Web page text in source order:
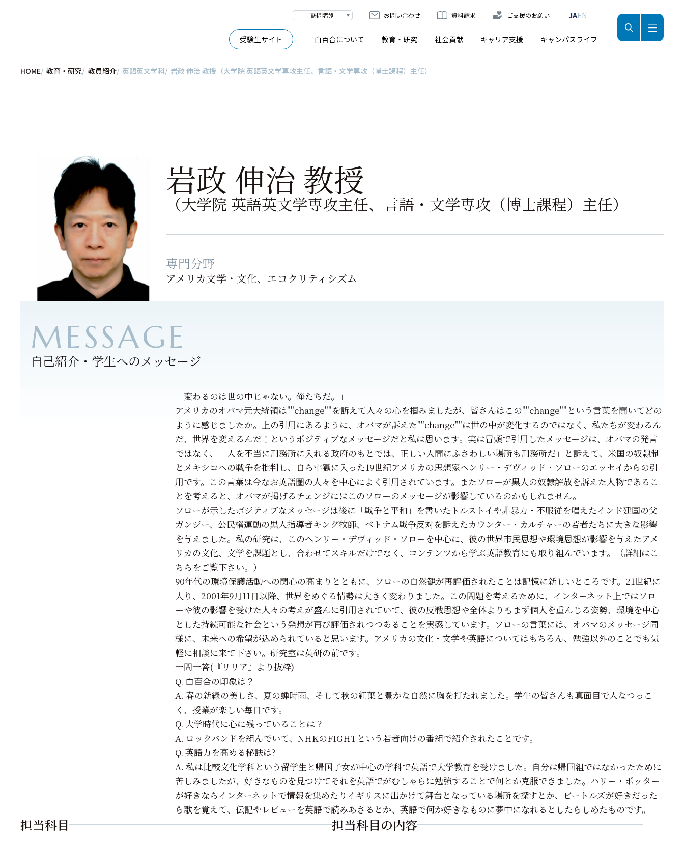
訪問者別 お問い合わせ 資料請求 ご支援のお願い JAEN
受験生サイト 白百合について 教育・研究 社会貢献 キャリア支援 キャンパスライフ
HOME 教育・研究 教員紹介 英語英文学科 岩政 伸治 教授（大学院 英語英文学専攻主任、言語・文学専攻（博士課程）主任）
岩政 伸治 教授
（大学院 英語英文学専攻主任、言語・文学専攻（博士課程）主任）
専門分野
アメリカ文学・文化、エコクリティシズム
自己紹介・学生へのメッセージ
「変わるのは世の中じゃない。俺たちだ。」
アメリカのオバマ元大統領は""change""を訴えて人々の心を掴みましたが、皆さんはこの""change""という言葉を聞いてどの
ように感じましたか。上の引用にあるように、オバマが訴えた""change""は世の中が変化するのではなく、私たちが変わるん
だ、世界を変えるんだ！というポジティブなメッセージだと私は思います。実は冒頭で引用したメッセージは、オバマの発言
ではなく、「人を不当に刑務所に入れる政府のもとでは、正しい人間にふさわしい場所も刑務所だ」と訴えて、米国の奴隷制
とメキシコへの戦争を批判し、自ら牢獄に入った19世紀アメリカの思想家ヘンリー・デヴィッド・ソローのエッセイからの引
用です。この言葉は今なお英語圏の人々を中心によく引用されています。またソローが黒人の奴隷解放を訴えた人物であるこ
とを考えると、オバマが掲げるチェンジにはこのソローのメッセージが影響しているのかもしれません。
ソローが示したポジティブなメッセージは後に「戦争と平和」を書いたトルストイや非暴力・不服従を唱えたインド建国の父
ガンジー、公民権運動の黒人指導者キング牧師、ベトナム戦争反対を訴えたカウンター・カルチャーの若者たちに大きな影響
を与えました。私の研究は、このヘンリー・デヴィッド・ソローを中心に、彼の世界市民思想や環境思想が影響を与えたアメ
リカの文化、文学を課題とし、合わせてスキルだけでなく、コンテンツから学ぶ英語教育にも取り組んでいます。（詳細はこ
ちらをご覧下さい。）
90年代の環境保護活動への関心の高まりとともに、ソローの自然観が再評価されたことは記憶に新しいところです。21世紀に
入り、2001年9月11日以降、世界をめぐる情勢は大きく変わりました。この問題を考えるために、インターネット上ではソロ
ーや彼の影響を受けた人々の考えが盛んに引用されていて、彼の反戦思想や全体よりもまず個人を重んじる姿勢、環境を中心
とした持続可能な社会という発想が再び評価されつつあることを実感しています。ソローの言葉には、オバマのメッセージ同
様に、未来への希望が込められていると思います。アメリカの文化・文学や英語についてはもちろん、勉強以外のことでも気
軽に相談に来て下さい。研究室は英研の前です。
一問一答(『リリア』より抜粋)
Q. 白百合の印象は？
A. 春の新緑の美しさ、夏の蝉時雨、そして秋の紅葉と豊かな自然に胸を打たれました。学生の皆さんも真面目で人なつっこ
く、授業が楽しい毎日です。
Q. 大学時代に心に残っていることは？
A. ロックバンドを組んでいて、NHKのFIGHTという若者向けの番組で紹介されたことです。
Q. 英語力を高める秘訣は?
A. 私は比較文化学科という留学生と帰国子女が中心の学科で英語で大学教育を受けました。自分は帰国組ではなかったために
苦しみましたが、好きなものを見つけてそれを英語でがむしゃらに勉強することで何とか克服できました。ハリー・ポッター
が好きならインターネットで情報を集めたりイギリスに出かけて舞台となっている場所を探すとか、ビートルズが好きだった
ら歌を覚えて、伝記やレビューを英語で読みあさるとか、英語で何か好きなものに夢中になれるとしたらしめたものです。
担当科目 担当科目の内容